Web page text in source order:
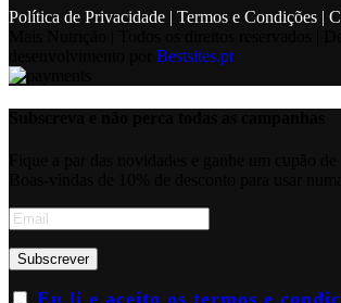
Política de Privacidade | Termos e Condições |
Bestsites.pt